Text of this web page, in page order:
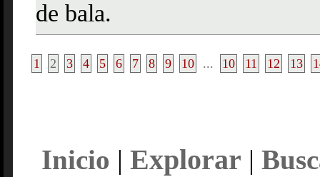
de bala.
1 2 3 4 5 6 7 8 9 10 ... 10 11 12 13
Inicio | Explorar |